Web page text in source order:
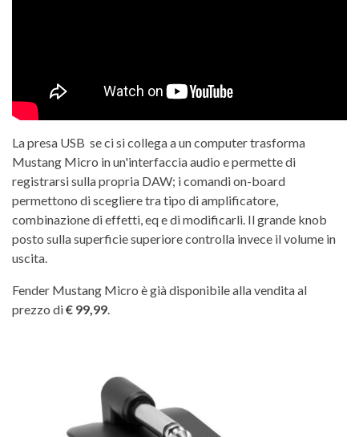
La presa USB se ci si collega a un computer trasforma
Mustang Micro in un'interfaccia audio e permette di
registrarsi sulla propria DAW; i comandi on-board
permettono di scegliere tra tipo di amplificatore,
combinazione di effetti, eq e di modificarli. Il grande knob
posto sulla superficie superiore controlla invece il volume in
uscita.
Fender Mustang Micro è già disponibile alla vendita al
prezzo di€ 99,99